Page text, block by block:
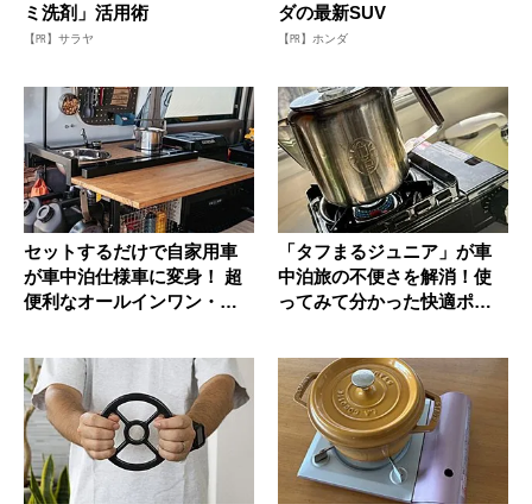
ミ洗剤」活用術
【PR】サラヤ
ダの最新SUV
【PR】ホンダ
セットするだけで自家用車
が車中泊仕様車に変身！ 超
便利なオールインワン・キ
「タフまるジュニア」が車
中泊旅の不便さを解消！使
ってみて分かった快適ポイ